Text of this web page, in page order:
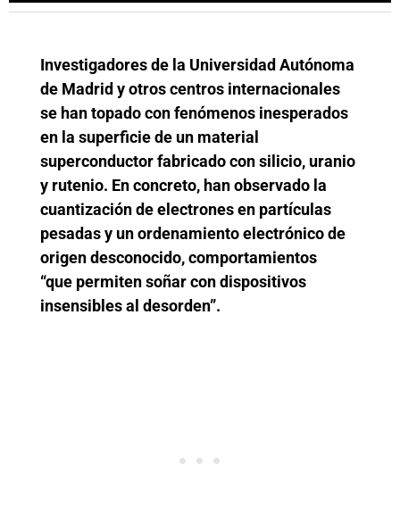
Investigadores de la Universidad Autónoma
de Madrid y otros centros internacionales
se han topado con fenómenos inesperados
en la superficie de un material
superconductor fabricado con silicio, uranio
y rutenio. En concreto, han observado la
cuantización de electrones en partículas
pesadas y un ordenamiento electrónico de
origen desconocido, comportamientos
“que permiten soñar con dispositivos
insensibles al desorden”.